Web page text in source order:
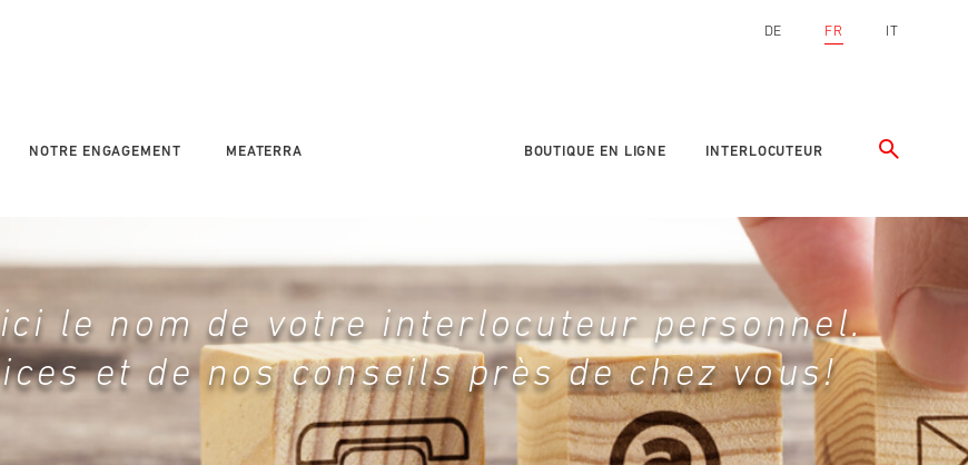
DE FR IT
NOTRE ENGAGEMENT MEATERRA BOUTIQUE EN LIGNE INTERLOCUTEUR
le nom de votre interlocuteur personnel.
et de nos conseils près de chez vous!